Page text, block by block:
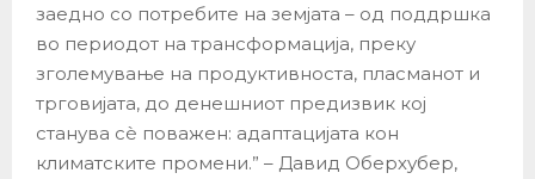
заедно со потребите на земјата – од поддршка
во периодот на трансформација, преку
зголемување на продуктивноста, пласманот и
трговијата, до денешниот предизвик кој
станува сè поважен: адаптацијата кон
климатските промени.” – Давид Оберхубер,